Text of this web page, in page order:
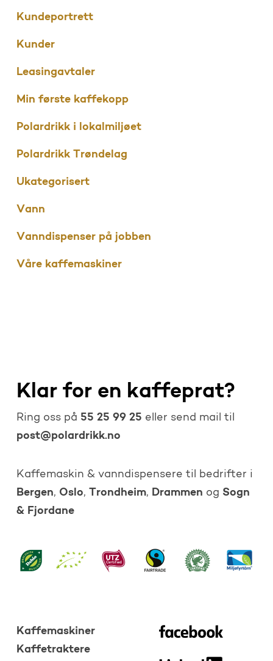
Kundeportrett
Kunder
Leasingavtaler
Min første kaffekopp
Polardrikk i lokalmiljøet
Polardrikk Trøndelag
Ukategorisert
Vann
Vanndispenser på jobben
Våre kaffemaskiner
Klar for en kaffeprat?
Ring oss på 55 25 99 25 eller send mail til
post@polardrikk.no
Kaffemaskin & vanndispensere til bedrifter i
Bergen, Oslo, Trondheim, Drammen og Sogn
& Fjordane
Kaffemaskiner
Kaffetraktere